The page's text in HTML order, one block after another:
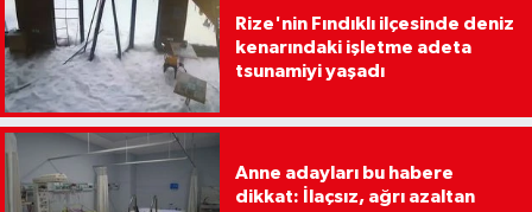
Rize'nin Fındıklı ilçesinde deniz
kenarındaki işletme adeta
tsunamiyi yaşadı
Anne adayları bu habere
dikkat: İlaçsız, ağrı azaltan